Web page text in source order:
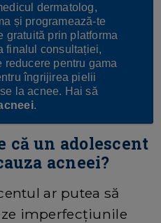
dermatolog,
și programează-te
gratuită prin platforma
finalul consultației,
pentru gama
îngrijirea pielii
la acnee. Hai să
.
că un adolescent
acneei?
ar putea să
imperfecțiunile